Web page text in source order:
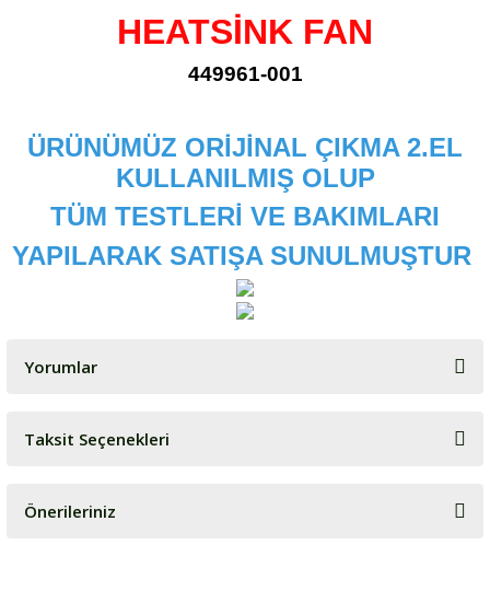
HEATSİNK FAN
449961-001
ÜRÜNÜMÜZ ORİJİNAL ÇIKMA 2.EL
KULLANILMIŞ OLUP
TÜM TESTLERİ VE BAKIMLARI
YAPILARAK SATIŞA SUNULMUŞTUR
Yorumlar
Bu ürüne ilk yorumu siz yapın!
Taksit Seçenekleri
Önerileriniz